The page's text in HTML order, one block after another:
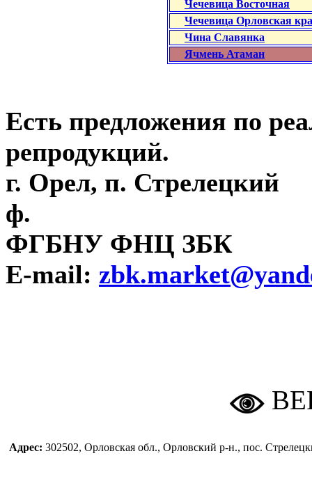
Чечевица Восточная
Чечевица Орловская
Чина Славянка
Ячмень Атаман
Есть предложения по
репродукций.
г. Орел, п. Стрелецкий
ф.
ФГБНУ ФНЦ ЗБК
E-mail:
Адрес: 302502, Орловская обл., Орловский р-н., пос.